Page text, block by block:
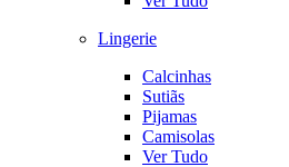
Lingerie
Calcinhas
Sutiãs
Pijamas
Camisolas
Ver Tudo